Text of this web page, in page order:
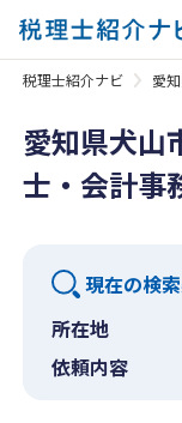
税理士紹介ナビ 愛
愛知県犬山
士・会計事
現在の検
所在地
依頼内容